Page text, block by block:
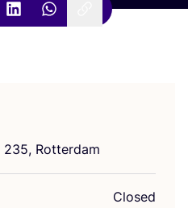
235, Rotterdam
Closed